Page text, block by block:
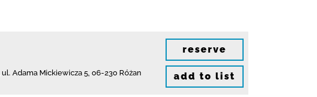
ul. Adama Mickiewicza 5, 06-230 Różan
reserve
add to list